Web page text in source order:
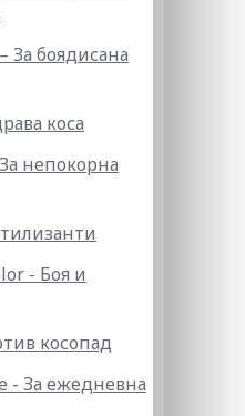
За боядисана
коса
непокорна
- Боя и
косопад
- За ежедневна